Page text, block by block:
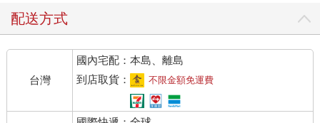
配送方式
台灣
國內宅配：本島、離島
到店取貨：
不限金額免運費